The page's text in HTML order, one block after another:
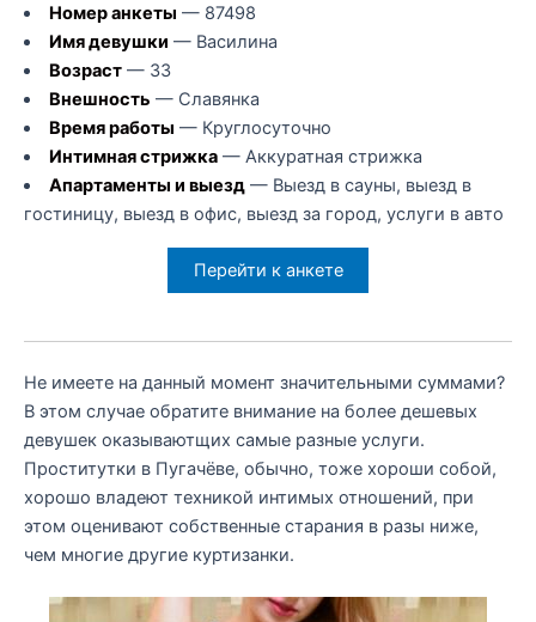
Номер анкеты — 87498
Имя девушки — Василина
Возраст— 33
Внешность — Славянка
Время работы — Круглосуточно
Интимная стрижка— Аккуратная стрижка
Апартаменты и выезд— Выезд в сауны, выезд в
гостиницу, выезд в офис, выезд за город, услуги в авто
Перейти к анкете
Не имеете на данный момент значительными суммами?
В этом случае обратите внимание на более дешевых
девушек оказываютщих самые разные услуги.
Проститутки в Пугачёве, обычно, тоже хороши собой,
хорошо владеют техникой интимых отношений, при
этом оценивают собственные старания в разы ниже,
чем многие другие куртизанки.